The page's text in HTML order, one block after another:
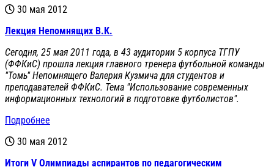
30 мая 2012
Лекция Непомнящих В.К.
Сегодня, 25 мая 2011 года, в 43 аудитории 5 корпуса ТГПУ
(ФФКиС) прошла лекция главного тренера футбольной команды
"Томь" Непомнящего Валерия Кузмича для студентов и
преподавателей ФФКиС. Тема "Использование современных
информационных технологий в подготовке футболистов".
Подробнее
30 мая 2012
Итоги V Олимпиады аспирантов по педагогическим